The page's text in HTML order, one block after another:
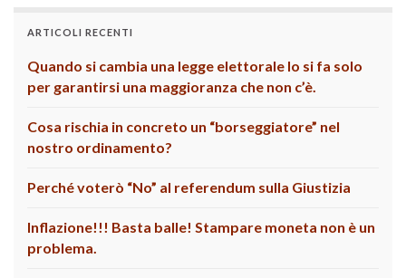
ARTICOLI RECENTI
Quando si cambia una legge elettorale lo si fa solo
per garantirsi una maggioranza che non c’è.
Cosa rischia in concreto un “borseggiatore” nel
nostro ordinamento?
Perché voterò “No” al referendum sulla Giustizia
Inflazione!!! Basta balle! Stampare moneta non è un
problema.